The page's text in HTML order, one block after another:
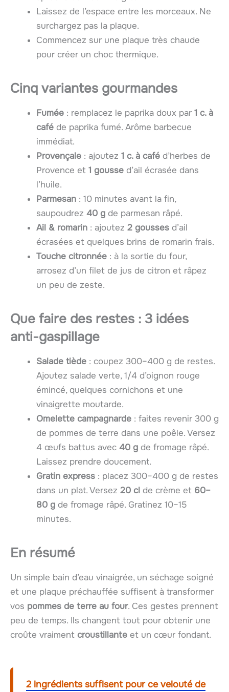
Laissez de l’espace entre les morceaux. Ne
surchargez pas la plaque.
Commencez sur une plaque très chaude
pour créer un choc thermique.
Cinq variantes gourmandes
Fumée : remplacez le paprika doux par 1 c. à
café de paprika fumé. Arôme barbecue
immédiat.
Provençale : ajoutez 1 c. à café d’herbes de
Provence et 1 gousse d’ail écrasée dans
l’huile.
Parmesan : 10 minutes avant la fin,
saupoudrez 40 g de parmesan râpé.
Ail & romarin : ajoutez 2 gousses d’ail
écrasées et quelques brins de romarin frais.
Touche citronnée : à la sortie du four,
arrosez d’un filet de jus de citron et râpez
un peu de zeste.
Que faire des restes : 3 idées
anti-gaspillage
Salade tiède : coupez 300–400 g de restes.
Ajoutez salade verte, 1/4 d’oignon rouge
émincé, quelques cornichons et une
vinaigrette moutarde.
Omelette campagnarde : faites revenir 300 g
de pommes de terre dans une poêle. Versez
4 œufs battus avec 40 g de fromage râpé.
Laissez prendre doucement.
Gratin express : placez 300–400 g de restes
dans un plat. Versez 20 cl de crème et 60–
80 g de fromage râpé. Gratinez 10–15
minutes.
En résumé
Un simple bain d’eau vinaigrée, un séchage soigné
et une plaque préchauffée suffisent à transformer
vos pommes de terre au four. Ces gestes prennent
peu de temps. Ils changent tout pour obtenir une
croûte vraiment croustillante et un cœur fondant.
2 ingrédients suffisent pour ce velouté de